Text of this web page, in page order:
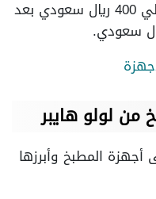
سعودي فقط أي خصم حوالي 400 ريال سعودي بعد
لولو هايبر
المطبخ وأبرزها